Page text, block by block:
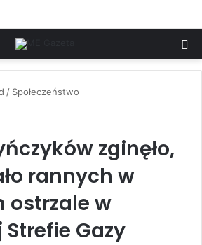
/ Społeczeństwo
zginęło,
rannych w
ostrzale w
Strefie Gazy